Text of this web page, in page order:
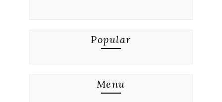
Popular
Menu